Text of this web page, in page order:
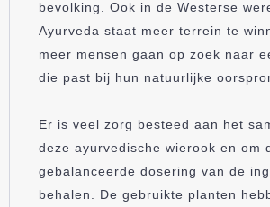
bevolking. Ook in de Westerse
Ayurveda staat meer terrein te
meer mensen gaan op zoek naar
die past bij hun natuurlijke
Er is veel zorg besteed aan het
deze ayurvedische wierook en om
gebalanceerde dosering van de
behalen. De gebruikte planten